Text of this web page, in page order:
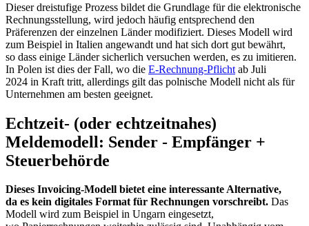
Dieser dreistufige Prozess bildet die Grundlage für die elektronische
Rechnungsstellung, wird jedoch häufig entsprechend den
Präferenzen der einzelnen Länder modifiziert. Dieses Modell wird
zum Beispiel in Italien angewandt und hat sich dort gut bewährt,
so dass einige Länder sicherlich versuchen werden, es zu imitieren.
In Polen ist dies der Fall, wo die E-Rechnung-Pflicht ab Juli
2024 in Kraft tritt, allerdings gilt das polnische Modell nicht als für
Unternehmen am besten geeignet.
Echtzeit- (oder echtzeitnahes)
Meldemodell: Sender - Empfänger +
Steuerbehörde
Dieses Invoicing-Modell bietet eine interessante Alternative,
da es kein digitales Format für Rechnungen vorschreibt. Das
Modell wird zum Beispiel in Ungarn eingesetzt,